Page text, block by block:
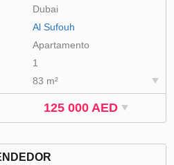
Dubai
Al Sufouh
Apartamento
1
83 m²
125 000 AED